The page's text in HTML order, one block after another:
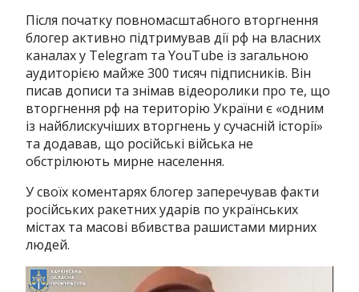
Після початку повномасштабного вторгнення
блогер активно підтримував дії рф на власних
каналах у Telegram та YouTube із загальною
аудиторією майже 300 тисяч підписників. Він
писав дописи та знімав відеоролики про те, що
вторгнення рф на територію України є «одним
із найблискучіших вторгнень у сучасній історії»
та додавав, що російські війська не
обстрілюють мирне населення.
У своїх коментарях блогер заперечував факти
російських ракетних ударів по українських
містах та масові вбивства рашистами мирних
людей.
Відеопрогравач